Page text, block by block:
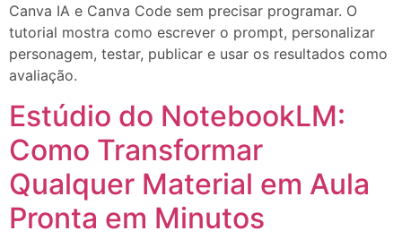
Canva IA e Canva Code sem precisar programar. O
tutorial mostra como escrever o prompt, personalizar
personagem, testar, publicar e usar os resultados como
avaliação.
Estúdio do NotebookLM:
Como Transformar
Qualquer Material em Aula
Pronta em Minutos